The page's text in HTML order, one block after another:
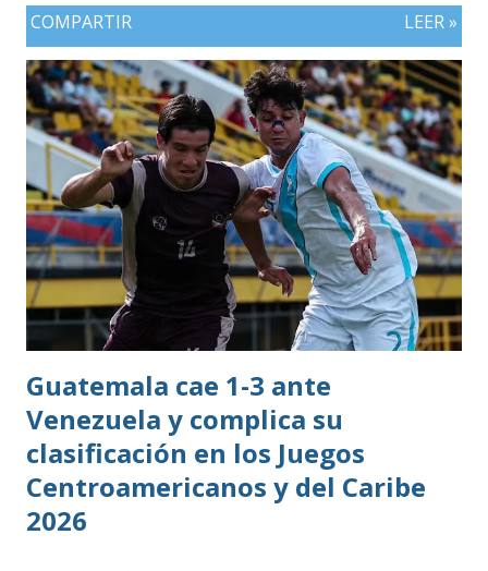
COMPARTIR LEER »
Guatemala cae 1-3 ante
Venezuela y complica su
clasificación en los Juegos
Centroamericanos y del Caribe
2026